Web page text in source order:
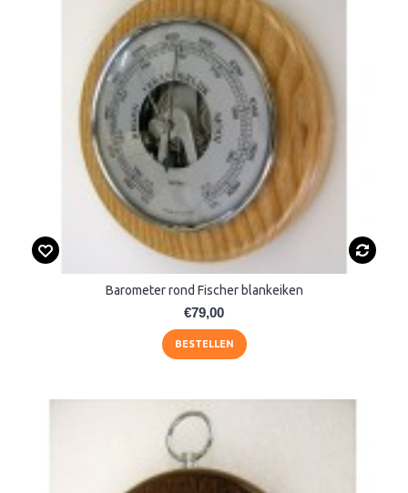
Barometer rond Fischer blankeiken
€79,00
BESTELLEN